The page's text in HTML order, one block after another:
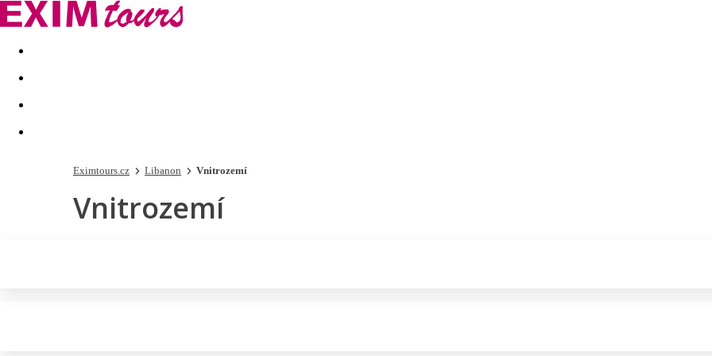
Akční nabídky Last minute
Eximtours.cz Libanon Vnitrozemí
Vnitrozemí